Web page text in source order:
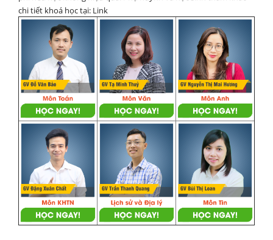
chi tiết khoá học tại: Link